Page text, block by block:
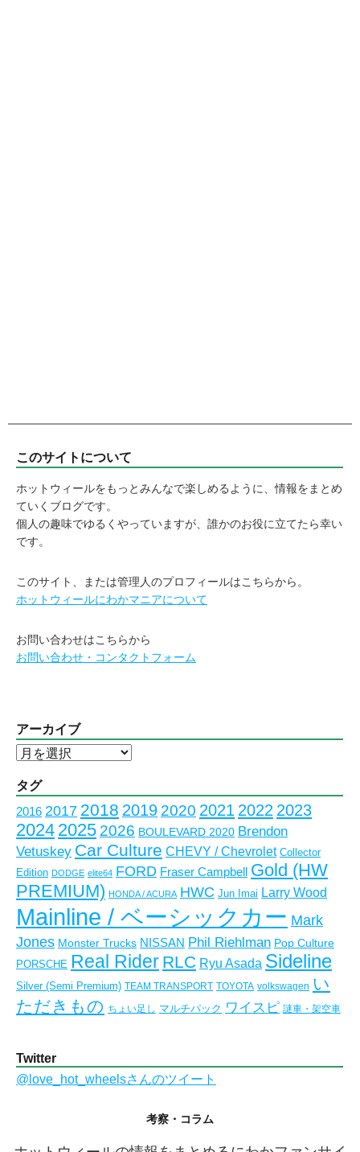
このサイトについて
ホットウィールをもっとみんなで楽しめるように、情報をまとめ
ていくブログです。
個人の趣味でゆるくやっていますが、誰かのお役に立てたら幸い
です。
このサイト、または管理人のプロフィールはこちらから。
ホットウィールにわかマニアについて
お問い合わせはこちらから
お問い合わせ・コンタクトフォーム
アーカイブ
ア
カ
ブ
タグ
2016 2017 2018 2019 2020 2021 2022 2023
2024 2025 2026 BOULEVARD 2020 Brendon
Vetuskey Car Culture CHEVY / Chevrolet Collector
Edition DODGE elite64 FORD Fraser Campbell
Gold (HW
PREMIUM) HONDA / ACURA HWC Jun Imai Larry Wood
Mainline / ベーシックカー Mark
Jones Monster Trucks NISSAN Phil Riehlman Pop Culture
PORSCHE Real Rider RLC Ryu Asada Sideline
Silver (Semi Premium) TEAM TRANSPORT TOYOTA volkswagen い
ただきもの ちょい足し マルチパック ワイスピ 謎車・架空車
Twitter
@love_hot_wheelsさんのツイート
考察・コラム